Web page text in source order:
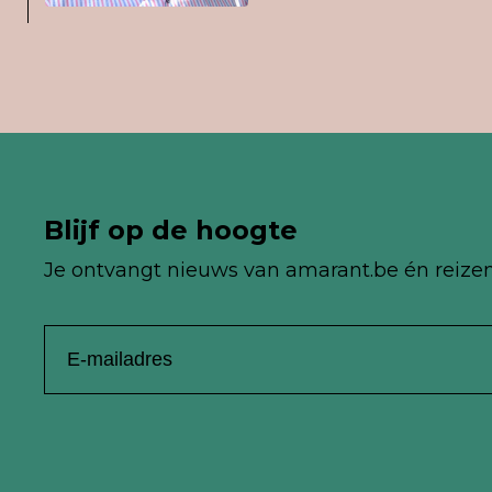
Blijf op de hoogte
Je ontvangt nieuws van amarant.be én